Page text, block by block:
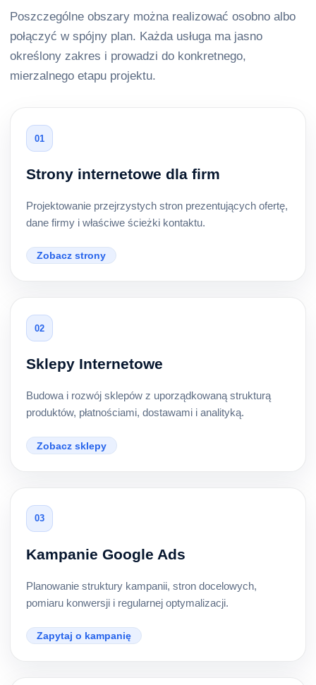
Poszczególne obszary można realizować osobno albo
połączyć w spójny plan. Każda usługa ma jasno
określony zakres i prowadzi do konkretnego,
mierzalnego etapu projektu.
01
Strony internetowe dla firm
Projektowanie przejrzystych stron prezentujących ofertę,
dane firmy i właściwe ścieżki kontaktu.
Zobacz strony
02
Sklepy Internetowe
Budowa i rozwój sklepów z uporządkowaną strukturą
produktów, płatnościami, dostawami i analityką.
Zobacz sklepy
03
Kampanie Google Ads
Planowanie struktury kampanii, stron docelowych,
pomiaru konwersji i regularnej optymalizacji.
Zapytaj o kampanię